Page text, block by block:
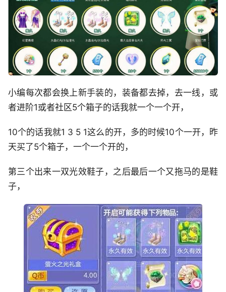
小编每次都会换上新手装的，装备都去掉，去一线，或
者进阶1或者社区5个箱子的话我就一个一个开，
10个的话我就1 3 5 1这么的开，多的时候10个一开，昨
天买了5个箱子，一个一个开的，
第三个出来一双光效鞋子，之后最后一个又拖马的是鞋
子，